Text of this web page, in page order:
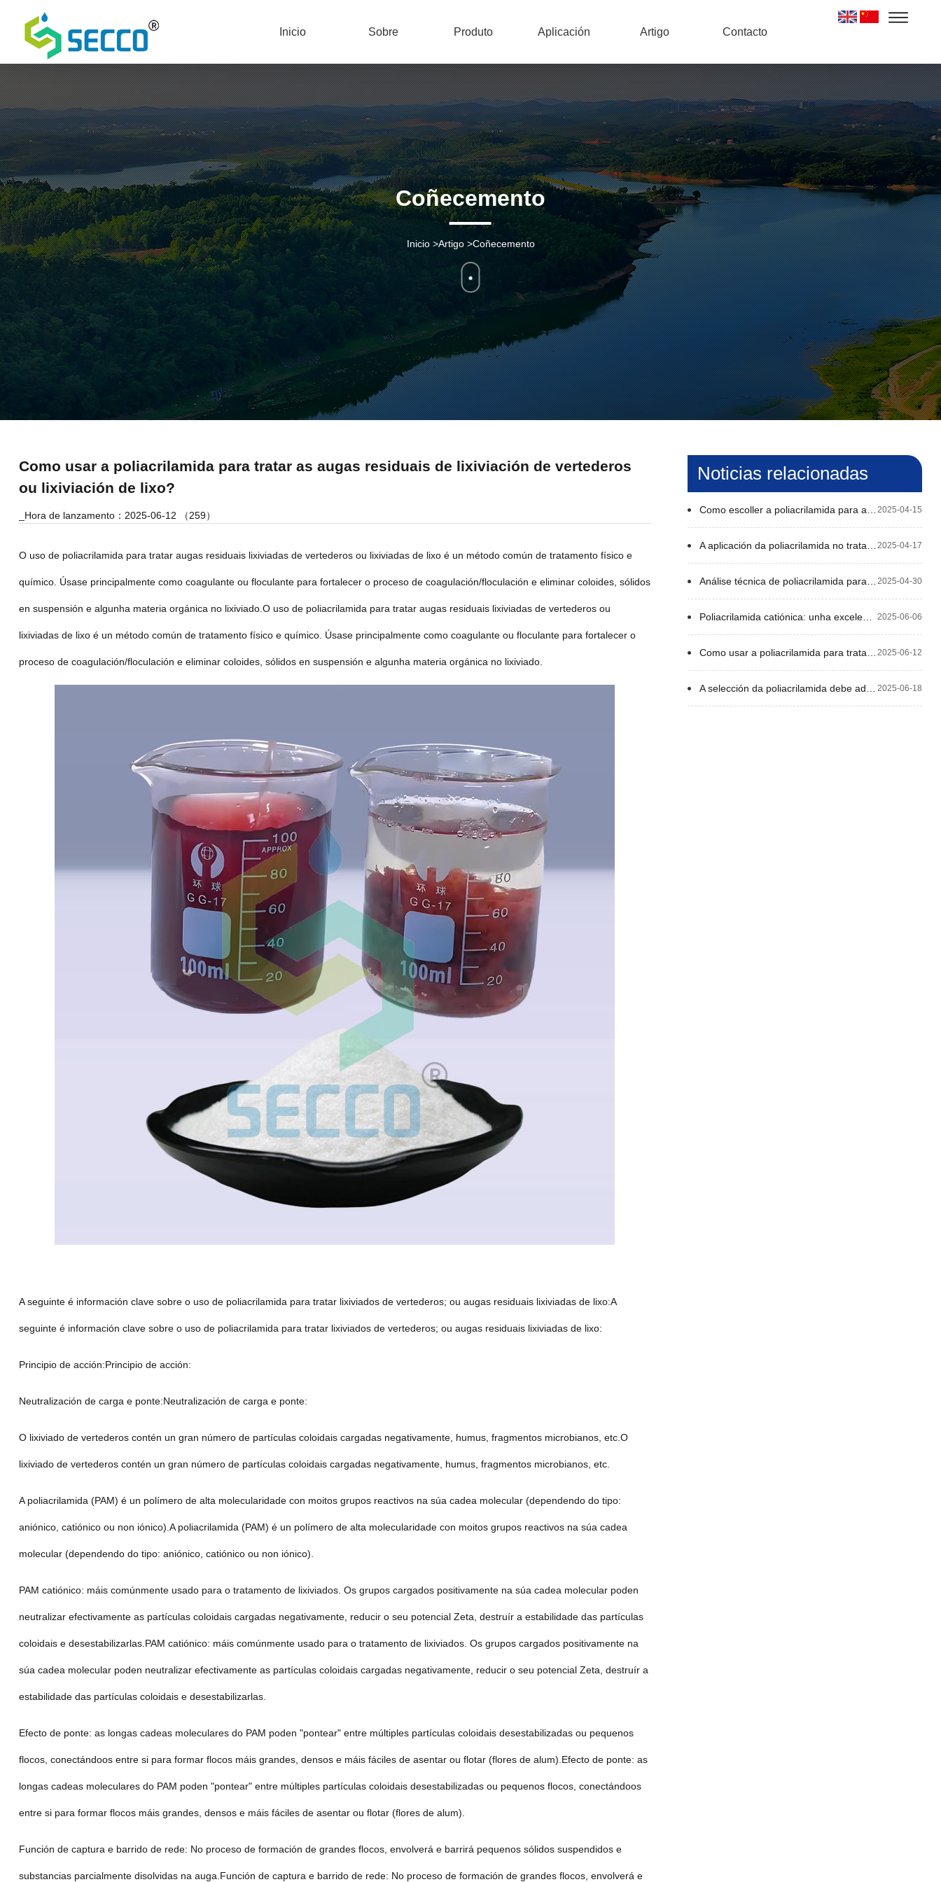
Inicio Sobre Produto Aplicación Artigo Contacto
Coñecemento
Inicio>Artigo>Coñecemento
Como usar a poliacrilamida para tratar as augas residuais de lixiviación de vertederos
ou lixiviación de lixo?
_Hora de lanzamento：2025-06-12 （259）
O uso de poliacrilamida para tratar augas residuais lixiviadas de vertederos ou lixiviadas de lixo é un método común de tratamento físico e
químico. Úsase principalmente como coagulante ou floculante para fortalecer o proceso de coagulación/floculación e eliminar coloides, sólidos
en suspensión e algunha materia orgánica no lixiviado.O uso de poliacrilamida para tratar augas residuais lixiviadas de vertederos ou
lixiviadas de lixo é un método común de tratamento físico e químico. Úsase principalmente como coagulante ou floculante para fortalecer o
proceso de coagulación/floculación e eliminar coloides, sólidos en suspensión e algunha materia orgánica no lixiviado.
A seguinte é información clave sobre o uso de poliacrilamida para tratar lixiviados de vertederos; ou augas residuais lixiviadas de lixo:A
seguinte é información clave sobre o uso de poliacrilamida para tratar lixiviados de vertederos; ou augas residuais lixiviadas de lixo:
Principio de acción:Principio de acción:
Neutralización de carga e ponte:Neutralización de carga e ponte:
O lixiviado de vertederos contén un gran número de partículas coloidais cargadas negativamente, humus, fragmentos microbianos, etc.O
lixiviado de vertederos contén un gran número de partículas coloidais cargadas negativamente, humus, fragmentos microbianos, etc.
A poliacrilamida (PAM) é un polímero de alta molecularidade con moitos grupos reactivos na súa cadea molecular (dependendo do tipo:
aniónico, catiónico ou non iónico).A poliacrilamida (PAM) é un polímero de alta molecularidade con moitos grupos reactivos na súa cadea
molecular (dependendo do tipo: aniónico, catiónico ou non iónico).
PAM catiónico: máis comúnmente usado para o tratamento de lixiviados. Os grupos cargados positivamente na súa cadea molecular poden
neutralizar efectivamente as partículas coloidais cargadas negativamente, reducir o seu potencial Zeta, destruír a estabilidade das partículas
coloidais e desestabilizarlas.PAM catiónico: máis comúnmente usado para o tratamento de lixiviados. Os grupos cargados positivamente na
súa cadea molecular poden neutralizar efectivamente as partículas coloidais cargadas negativamente, reducir o seu potencial Zeta, destruír a
estabilidade das partículas coloidais e desestabilizarlas.
Efecto de ponte: as longas cadeas moleculares do PAM poden "pontear" entre múltiples partículas coloidais desestabilizadas ou pequenos
flocos, conectándoos entre si para formar flocos máis grandes, densos e máis fáciles de asentar ou flotar (flores de alum).Efecto de ponte: as
longas cadeas moleculares do PAM poden "pontear" entre múltiples partículas coloidais desestabilizadas ou pequenos flocos, conectándoos
entre si para formar flocos máis grandes, densos e máis fáciles de asentar ou flotar (flores de alum).
Función de captura e barrido de rede: No proceso de formación de grandes flocos, envolverá e barrirá pequenos sólidos suspendidos e
substancias parcialmente disolvidas na auga.Función de captura e barrido de rede: No proceso de formación de grandes flocos, envolverá e
Noticias relacionadas
2025-04-15
Como escoller a poliacrilamida para a industria de lavado de area
2025-04-17
A aplicación da poliacrilamida no tratamento das augas residuais dos matadoiros
2025-04-30
Análise técnica de poliacrilamida para o tratamento de augas residuais de corte de pedra
2025-06-06
Poliacrilamida catiónica: unha excelente "ferramenta" para o tratamento da auga
2025-06-12
Como usar a poliacrilamida para tratar as augas residuais de lixiviación de vertederos ou lixiviación de lixo?
2025-06-18
A selección da poliacrilamida debe adaptarse ás súas necesidades específicas, en vez de basarse só no prezo.